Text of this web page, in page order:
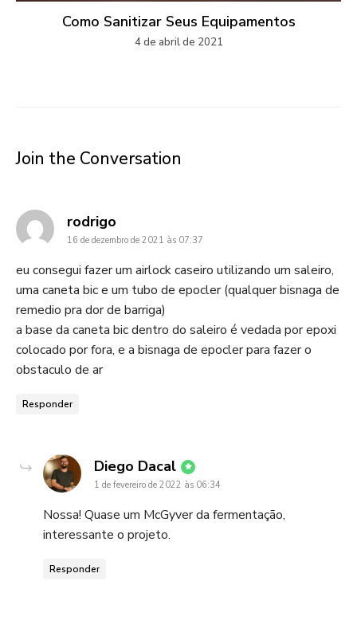
Como Sanitizar Seus Equipamentos
4 de abril de 2021
Join the Conversation
rodrigo
16 de dezembro de 2021 às 07:37
eu consegui fazer um airlock caseiro utilizando um saleiro,
uma caneta bic e um tubo de epocler (qualquer bisnaga de
remedio pra dor de barriga)
a base da caneta bic dentro do saleiro é vedada por epoxi
colocado por fora, e a bisnaga de epocler para fazer o
obstaculo de ar
Responder
Diego Dacal disse:
1 de fevereiro de 2022 às 06:34
Nossa! Quase um McGyver da fermentação,
interessante o projeto.
Responder